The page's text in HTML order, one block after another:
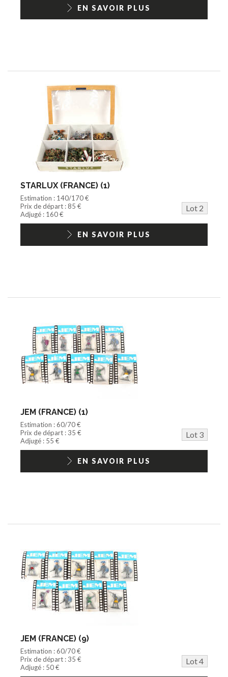
1/18ème moderneEN SAVOIR PLUS
STARLUX (FRANCE) (1)
Estimation : 140/170 €
Prix de départ : 85 €
Lot 2
Adjugé : 160 €
EN SAVOIR PLUS
JEM (FRANCE) (1)
Estimation : 60/70 €
Prix de départ : 35 €
Lot 3
Adjugé : 55 €
EN SAVOIR PLUS
JEM (FRANCE) (9)
Estimation : 60/70 €
Prix de départ : 35 €
Lot 4
Adjugé : 50 €